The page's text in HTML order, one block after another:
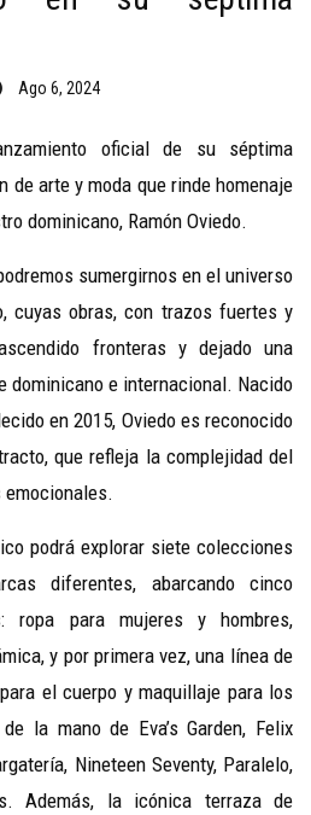
Ago 6, 2024
oficial de su séptima
de arte y moda que rinde homenaje
dominicano, Ramón Oviedo.
sumergirnos en el universo
cuyas obras, con trazos fuertes y
fronteras y dejado una
dominicano e internacional. Nacido
en 2015, Oviedo es reconocido
que refleja la complejidad del
emocionales.
podrá explorar siete colecciones
diferentes, abarcando cinco
ropa para mujeres y hombres,
y por primera vez, una línea de
el cuerpo y maquillaje para los
la mano de Eva’s Garden, Felix
Nineteen Seventy, Paralelo,
Además, la icónica terraza de